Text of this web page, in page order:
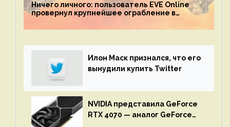
Ничего личного: пользователь EVE Online
провернул крупнейшее ограбление в
механике
Илон Маск признался, что его
вынудили купить Twitter
NVIDIA представила GeForce
RTX 4070 — аналог GeForce